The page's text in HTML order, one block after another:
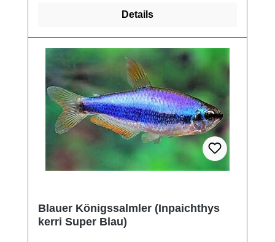
Details
Blauer Königssalmler (Inpaichthys
kerri Super Blau)